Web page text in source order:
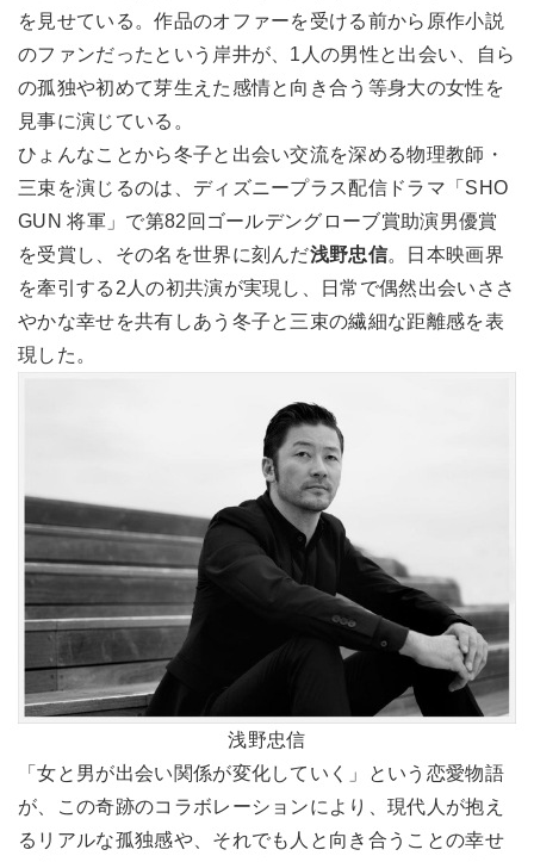
を見せている。作品のオファーを受ける前から原作小説
のファンだったという岸井が、1人の男性と出会い、自ら
の孤独や初めて芽生えた感情と向き合う等身大の女性を
見事に演じている。
ひょんなことから冬子と出会い交流を深める物理教師・
三束を演じるのは、ディズニープラス配信ドラマ「SHO
GUN 将軍」で第82回ゴールデングローブ賞助演男優賞
を受賞し、その名を世界に刻んだ浅野忠信。日本映画界
を牽引する2人の初共演が実現し、日常で偶然出会いささ
やかな幸せを共有しあう冬子と三束の繊細な距離感を表
現した。
浅野忠信
「女と男が出会い関係が変化していく」という恋愛物語
が、この奇跡のコラボレーションにより、現代人が抱え
るリアルな孤独感や、それでも人と向き合うことの幸せ